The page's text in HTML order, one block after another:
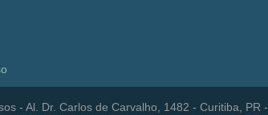
- Al. Dr. Carlos de Carvalho, 1482 - Curitiba, PR -